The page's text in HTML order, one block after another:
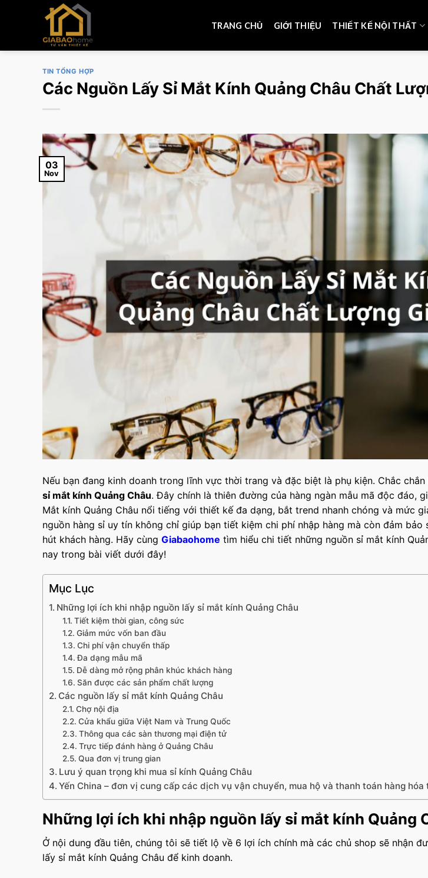
TRANG CHỦ GIỚI THIỆU THIẾT KẾ NỘI THẤT
TIN TỔNG HỢP
Các Nguồn Lấy Sỉ Mắt Kính Quảng Châu Chất
03
Nov
Nếu bạn đang kinh doanh trong lĩnh vực thời trang và đặc biệt là phụ kiện. Chắc
sỉ mắt kính Quảng Châu. Đây chính là thiên đường của hàng ngàn mẫu mã độc đáo,
Mắt kính Quảng Châu nổi tiếng với thiết kế đa dạng, bắt trend nhanh chóng và mức
nguồn hàng sỉ uy tín không chỉ giúp bạn tiết kiệm chi phí nhập hàng mà còn đảm bảo
hút khách hàng. Hãy cùng Giabaohome tìm hiểu chi tiết những nguồn sỉ mắt kính
nay trong bài viết dưới đây!
Mục Lục
Những lợi ích khi nhập nguồn lấy sỉ mắt kính Quảng Châu
Tiết kiệm thời gian, công sức
Giảm mức vốn ban đầu
Chi phí vận chuyển thấp
Đa dạng mẫu mã
Dễ dàng mở rộng phân khúc khách hàng
Săn được các sản phẩm chất lượng
Các nguồn lấy sỉ mắt kính Quảng Châu
Chợ nội địa
Cửa khẩu giữa Việt Nam và Trung Quốc
Thông qua các sàn thương mại điện tử
Trực tiếp đánh hàng ở Quảng Châu
Qua đơn vị trung gian
Lưu ý quan trọng khi mua sỉ kính Quảng Châu
Yến China – đơn vị cung cấp các dịch vụ vận chuyển, mua hộ và thanh toán hàng
Những lợi ích khi nhập nguồn lấy sỉ mắt kính Quảng
Ở nội dung đầu tiên, chúng tôi sẽ tiết lộ về 6 lợi ích chính mà các chủ shop sẽ nhận
lấy sỉ mắt kính Quảng Châu để kinh doanh.